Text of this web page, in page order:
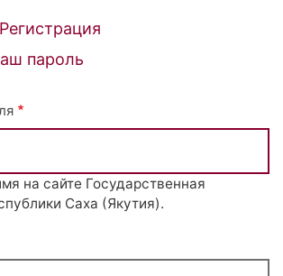
Регистрация
пароль
на сайте Государственная
Саха (Якутия).